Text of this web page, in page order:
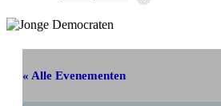
« Alle Evenementen